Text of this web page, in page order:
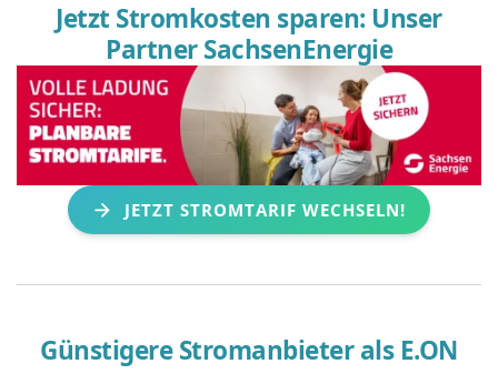
Jetzt Stromkosten sparen: Unser
Partner SachsenEnergie
JETZT STROMTARIF WECHSELN!
Günstigere Stromanbieter als E.ON